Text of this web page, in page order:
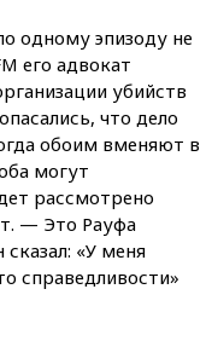
одному эпизоду не
его адвокат
убийств
что дело
обоим вменяют в
могут
рассмотрено
— Это Рауфа
«У меня
справедливости»